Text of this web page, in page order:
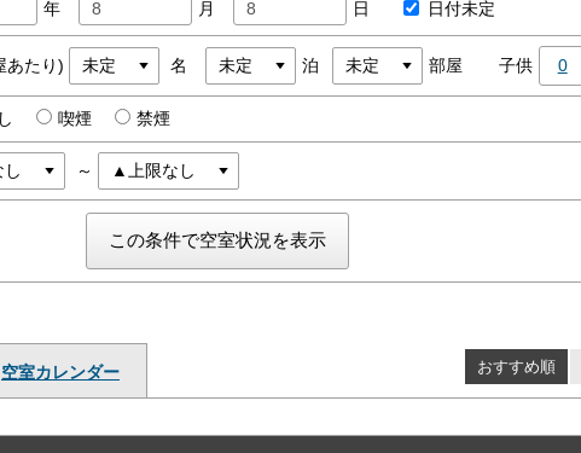
年 月 日 日付未定
あたり) 名 泊 部屋 子供 0
喫煙 禁煙
～
空室カレンダー おすすめ順